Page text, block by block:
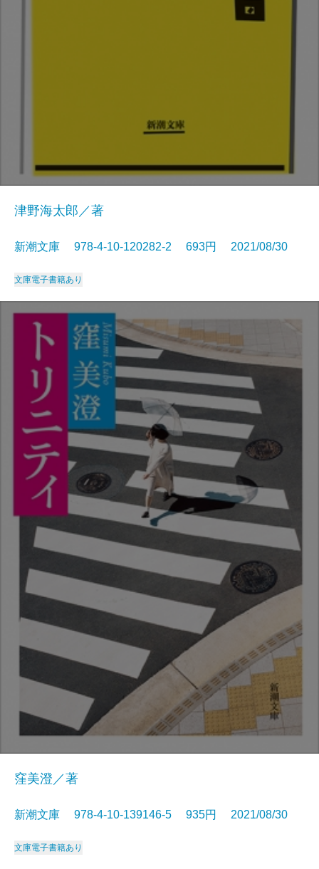
津野海太郎／著
新潮文庫 978-4-10-120282-2 693円 2021/08/30
文庫電子書籍あり
窪美澄／著
新潮文庫 978-4-10-139146-5 935円 2021/08/30
文庫電子書籍あり